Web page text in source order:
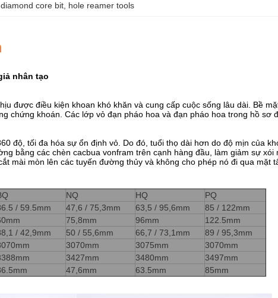
diamond core bit hole reamer tools
nhân tạo
được điều kiện khoan khó khăn và cung cấp cuộc sống lâu dài. Bề
chứng khoán. Các lớp vỏ đạn pháo hoa và đạn pháo hoa trong hồ sơ
độ, tối đa hóa sự ổn định vỏ. Do đó, tuổi thọ dài hơn do độ mịn của
bằng các chèn cacbua vonfram trên cạnh hàng đầu, làm giảm sự xói
mài mòn lên các tuyến đường thủy và không cho phép nó đi qua mặt
NQ HQ
PQ
/ 59.5mm 47,6 / 75,3mm 63,5 / 95,6mm
85 / 122mm
75,8mm 96mm
122.5mm
/ 42,9mm 50 / 55,6mm 66,7 / 73,1mm
89 / 95,3mm
3070mm 3075mm
3070mm
3427mm 3480mm
3497mm
47,6mm 63.5mm 85mm